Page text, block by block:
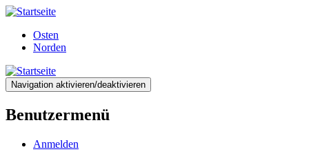
Direkt
Inhalt
Osten
Norden
Navigation aktivieren/deaktivieren
Benutzermenü
Anmelden